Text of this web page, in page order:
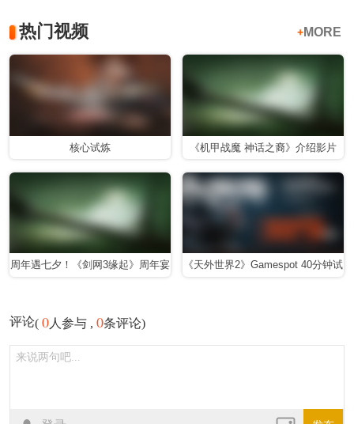
热门视频 +MORE
核心试炼
《机甲战魔 神话之裔》介绍影片
【竞技场篇】
周年遇七夕！《剑网3缘起》周年宴
《天外世界2》Gamespot 40分钟试
评论( 0人参与 , 0条评论)